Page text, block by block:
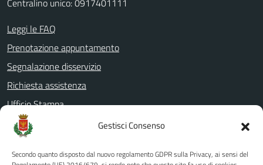
Gestisci Consenso
Secondo quanto disposto dal nuovo regolamento GDPR sulla Privacy, ai sensi del
Leggi le FAQ
Prenotazione appuntamento
Segnalazione disservizio
Richiesta assistenza
Ufficio Stampa
Amministrazione Trasparente
Albo pretorio
Informativa privacy